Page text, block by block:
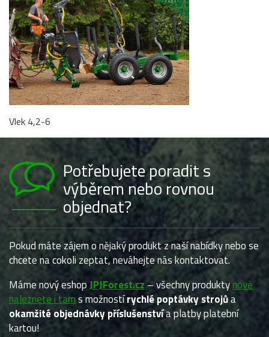
Vlek 4,2-6
Potřebujete poradit s
výběrem nebo rovnou
objednat?
Pokud máte zájem o nějaký produkt z naší nabídky nebo se
chcete na cokoli zeptat, neváhejte nás kontaktovat.
Máme nový eshopJPJForest.cz – všechny produktynově
naleznete i tams možnostírychlé poptávky strojůa
okamžité objednávky příslušenstvía platby platební
kartou!